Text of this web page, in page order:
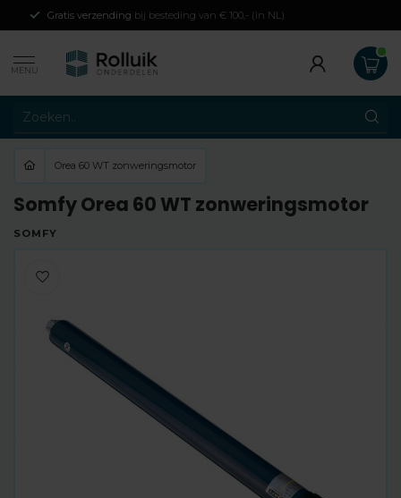
Gratis verzending bij besteding van € 100,- (in NL)
MENU
Orea 60 WT zonweringsmotor
Somfy Orea 60 WT zonweringsmotor
SOMFY